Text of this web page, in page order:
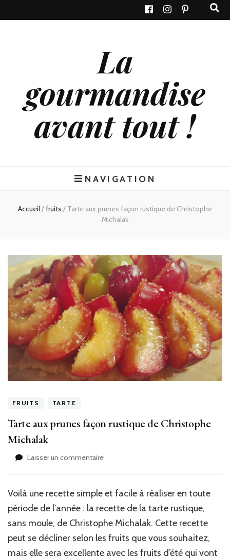
La
gourmandise
avant tout !
NAVIGATION
Accueil/fruits / Tarte aux prunes façon rustique de Christophe
Michalak
FRUITS TARTE
Tarte aux prunes façon rustique de Christophe
Michalak
Laisser un commentairesur
prunes
rustique
de
Christophe
Michalak
Voilà une recette simple et facile à réaliser en toute
période de l’année : la recette de la tarte rustique,
sans moule, de Christophe Michalak. Cette recette
peut se décliner selon les fruits que vous souhaitez,
mais elle sera excellente avec les fruits d’été qui vont